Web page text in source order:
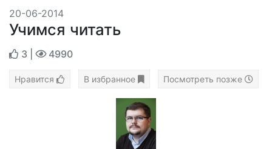
20-06-2014
Учимся читать
3 4990
Нравится В избранное Посмотреть позже